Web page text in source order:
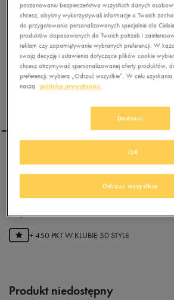
0.0(0)
89,99złz Vat
+ 450 PKT W KLUBIE 50 STYLE
Produkt niedostępny
poszanowaniu bezpieczeństwa wszystkich danych
chcesz, abyśmy wykorzystywali informacje o Twoich
do przygotowania personalizowanych specjalnie dla
produktów dopasowanych do Twoich potrzeb i
reklam czy zapamiętywanie wybranych preferencji. W
swoją decyzję i ustawienia dotyczące plików cookie
chcesz otrzymywać spersonalizowanej oferty produktów,
preferencji, wybierz „Odrzuć wszystkie”. W celu
naszą
politykę prywatności.
Dostosuj
Odrzuć wszystkie
OK